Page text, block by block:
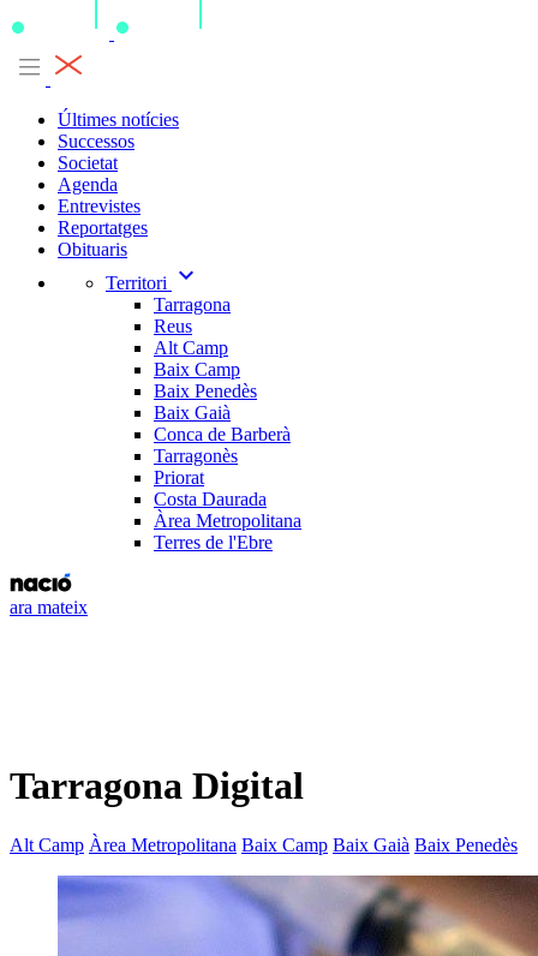
Últimes notícies
Successos
Societat
Agenda
Entrevistes
Reportatges
Obituaris
Territori
expand_more
Tarragona
Reus
Alt Camp
Baix Camp
Baix Penedès
Baix Gaià
Conca de Barberà
Tarragonès
Priorat
Costa Daurada
Àrea Metropolitana
Terres de l'Ebre
ara mateix
Tarragona Digital
Alt Camp Àrea Metropolitana Baix Camp Baix Gaià Baix Penedès